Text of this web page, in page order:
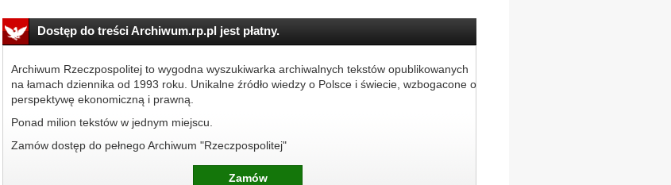
Dostęp do treści Archiwum.rp.pl jest płatny.
Archiwum Rzeczpospolitej to wygodna wyszukiwarka archiwalnych tekstów opublikowanych
na łamach dziennika od 1993 roku. Unikalne źródło wiedzy o Polsce i świecie, wzbogacone o
perspektywę ekonomiczną i prawną.
Ponad milion tekstów w jednym miejscu.
Zamów dostęp do pełnego Archiwum "Rzeczpospolitej"
Zamów